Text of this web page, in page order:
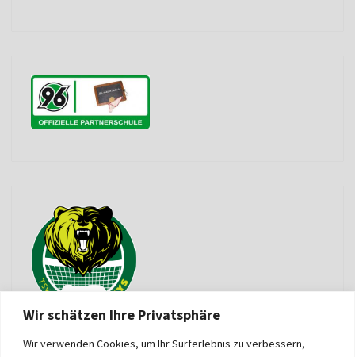
Wir schätzen Ihre Privatsphäre
Wir verwenden Cookies, um Ihr Surferlebnis zu verbessern,